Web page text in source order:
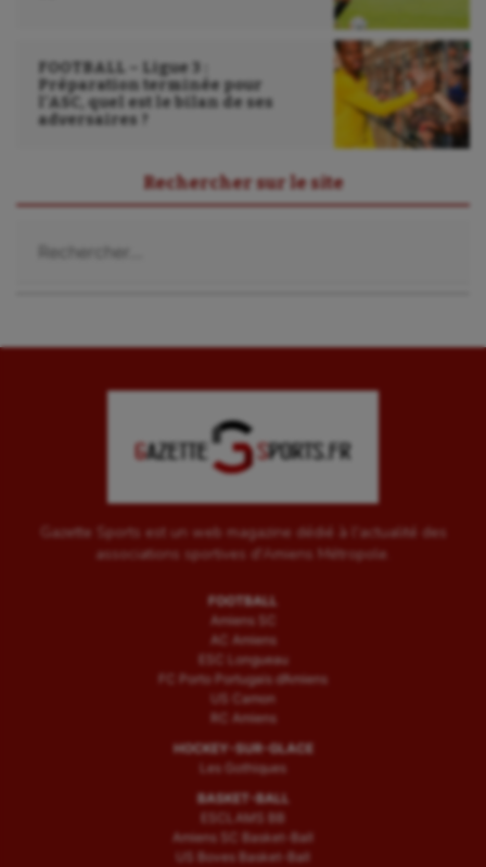
UNSS
Voile
Water-polo
FOOTBALL – Ligue 3 :
Préparation terminée pour
l’ASC, quel est le bilan de ses
adversaires ?
Rechercher sur le site
Gazette Sports est un web magazine dédié à l'actualité des
associations sportives d'Amiens Métropole.
FOOTBALL
Amiens SC
AC Amiens
ESC Longueau
FC Porto Portugais d’Amiens
US Camon
RC Amiens
HOCKEY-SUR-GLACE
Les Gothiques
BASKET-BALL
ESCLAMS BB
Amiens SC Basket-Ball
US Boves Basket-Ball